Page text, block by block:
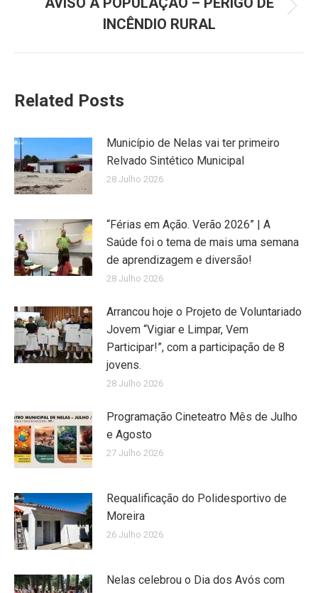
Next
post:
INCÊNDIO RURAL
Related Posts
Município de Nelas vai ter primeiro
Relvado Sintético Municipal
28 Julho 2026
“Férias em Ação. Verão 2026” | A
Saúde foi o tema de mais uma semana
de aprendizagem e diversão!
28 Julho 2026
Arrancou hoje o Projeto de Voluntariado
Jovem “Vigiar e Limpar, Vem
Participar!”, com a participação de 8
jovens.
28 Julho 2026
Programação Cineteatro Mês de Julho
e Agosto
27 Julho 2026
Requalificação do Polidesportivo de
Moreira
26 Julho 2026
Nelas celebrou o Dia dos Avós com